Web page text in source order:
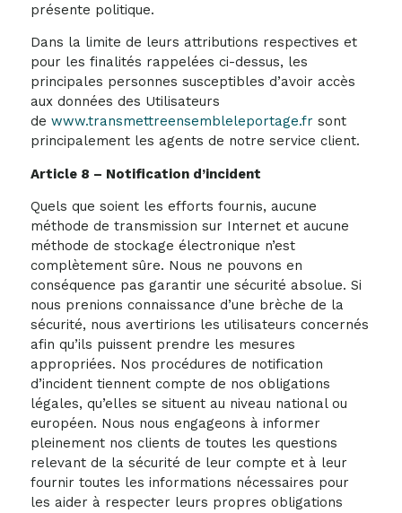
présente politique.
Dans la limite de leurs attributions respectives et
pour les finalités rappelées ci-dessus, les
principales personnes susceptibles d’avoir accès
aux données des Utilisateurs
de www.transmettreensembleleportage.frsont
principalement les agents de notre service client.
Article 8 – Notification d’incident
Quels que soient les efforts fournis, aucune
méthode de transmission sur Internet et aucune
méthode de stockage électronique n’est
complètement sûre. Nous ne pouvons en
conséquence pas garantir une sécurité absolue. Si
nous prenions connaissance d’une brèche de la
sécurité, nous avertirions les utilisateurs concernés
afin qu’ils puissent prendre les mesures
appropriées. Nos procédures de notification
d’incident tiennent compte de nos obligations
légales, qu’elles se situent au niveau national ou
européen. Nous nous engageons à informer
pleinement nos clients de toutes les questions
relevant de la sécurité de leur compte et à leur
fournir toutes les informations nécessaires pour
les aider à respecter leurs propres obligations